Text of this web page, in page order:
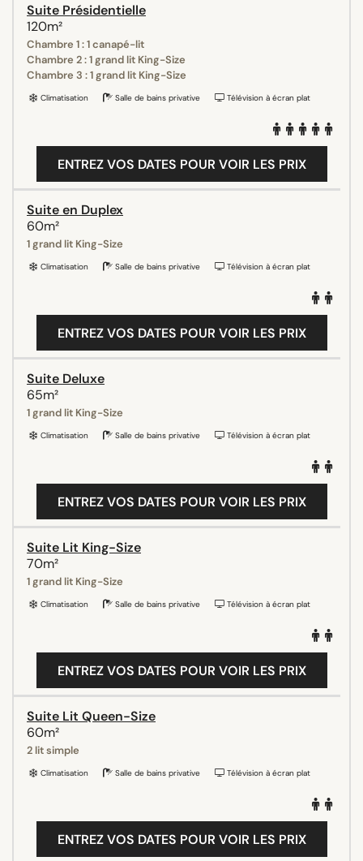
Suite Présidentielle
120m²
Chambre 1 : 1 canapé-lit
Chambre 2 : 1 grand lit King-Size
Chambre 3 : 1 grand lit King-Size
Climatisation Salle de bains privative Télévision à écran plat
ENTREZ VOS DATES POUR VOIR LES PRIX
Suite en Duplex
60m²
1 grand lit King-Size
Climatisation Salle de bains privative Télévision à écran plat
ENTREZ VOS DATES POUR VOIR LES PRIX
Suite Deluxe
65m²
1 grand lit King-Size
Climatisation Salle de bains privative Télévision à écran plat
ENTREZ VOS DATES POUR VOIR LES PRIX
Suite Lit King-Size
70m²
1 grand lit King-Size
Climatisation Salle de bains privative Télévision à écran plat
ENTREZ VOS DATES POUR VOIR LES PRIX
Suite Lit Queen-Size
60m²
2 lit simple
Climatisation Salle de bains privative Télévision à écran plat
ENTREZ VOS DATES POUR VOIR LES PRIX